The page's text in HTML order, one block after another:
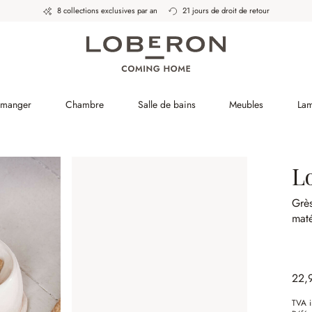
8 collections exclusives par an 21 jours de droit de retour
Chambre Salle de bains Meubles
TVA